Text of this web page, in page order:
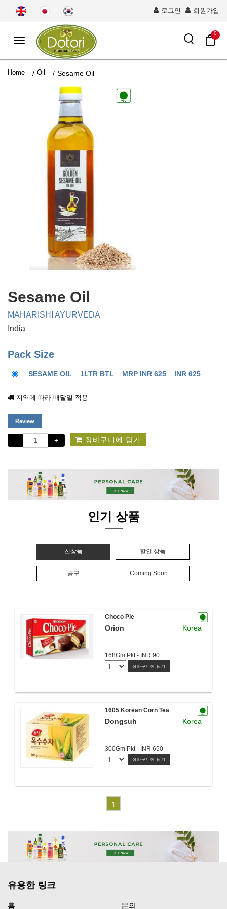
로그인 회원가입
Toggle
navigation
0
Home / Oil / Sesame Oil
Sesame Oil
MAHARISHI AYURVEDA
India
Pack Size
SESAME OIL 1LTR BTL MRP INR 625 INR 625
지역에 따라 배달일 적용
Review
- + 장바구니에 담기
인기 상품
신상품 할인 상품
공구 Coming Soon ....
Choco Pie
Orion Korea
168Gm Pkt - INR 90
장바구니에 담기
1605 Korean Corn Tea
Dongsuh Korea
300Gm Pkt - INR 650
장바구니에 담기
1
유용한 링크
홈 문의